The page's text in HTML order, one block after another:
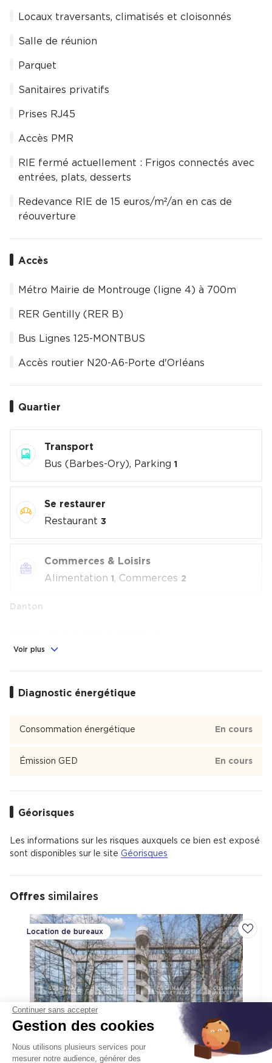
Locaux traversants, climatisés et cloisonnés
Salle de réunion
Parquet
Sanitaires privatifs
Prises RJ45
Accès PMR
RIE fermé actuellement : Frigos connectés avec
entrées, plats, desserts
Redevance RIE de 15 euros/m²/an en cas de
réouverture
Accès
Métro Mairie de Montrouge (ligne 4) à 700m
RER Gentilly (RER B)
Bus Lignes 125-MONTBUS
Accès routier N20-A6-Porte d'Orléans
Quartier
Transport
Bus (Barbes-Ory), Parking 1
Se restaurer
Restaurant 3
Commerces & Loisirs
Alimentation 1 , Commerces 2
Danton
Voir plus
Diagnostic énergétique
Consommation énergétique En cours
Émission GED En cours
Géorisques
Les informations sur les risques auxquels ce bien est exposé
sont disponibles sur le site Géorisques
Offres similaires
Location de bureaux
Continuer sans accepter
Gestion des cookies
Nous utilisons plusieurs services pour
mesurer notre audience, générer des